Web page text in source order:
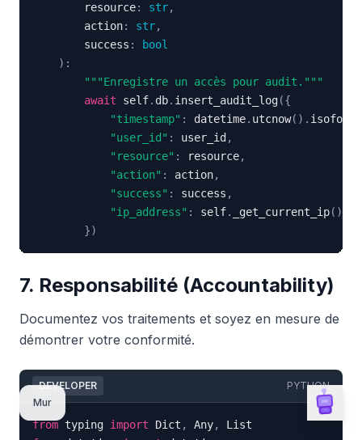
Mur
        resource
: str,
        action
: str,
        success
:
bool
) :
"""Enregistre un accès pour audit."""
await self. db. insert_audit_log({
"timestamp" : datetime. utcnow( ) .
"user_id" : user_id ,
"resource" : resource,
"action" : action,
"success" : success ,
"ip_address" : self. _get_current_ip( )
})
7. Responsabilité (Accountability)
Documentez vos traitements et soyez en mesure de
démontrer votre conformité.
DEVELOPER PYTHON
from typing import Dict , Any,
Ailog Assistant
Ici pour vous aider